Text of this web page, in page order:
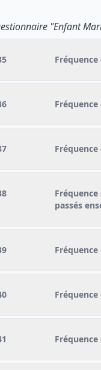
"Enfant
passés
Fréquence